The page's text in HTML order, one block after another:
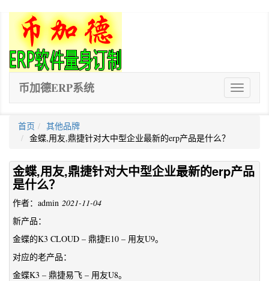
ERP
软
币加德ERP系统
首页
其他品牌
金蝶,用友,鼎捷针对大中型企业最新的erp产品是什么？
金蝶,用友,鼎捷针对大中型企业最新的erp产品
是什么？
作者：admin 2021-11-04
新产品：
金蝶的K3 CLOUD – 鼎捷E10 – 用友U9。
对应的老产品：
金蝶K3 – 鼎捷易飞 – 用友U8。